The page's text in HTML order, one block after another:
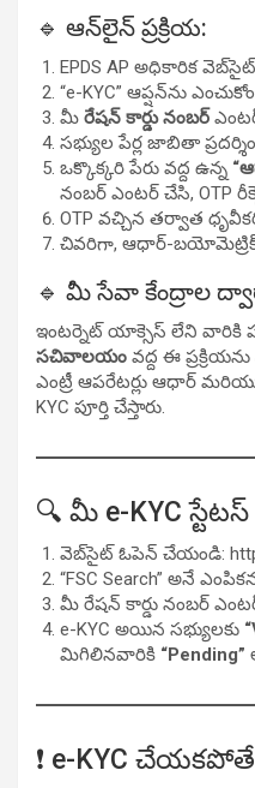
🔹 ఆన్‌లైన్ ప్రక్రియ:
EPDS AP అధికారిక వెబ్‌సైట్
“e-KYC” ఆప్షన్‌ను
మీ రేషన్ కార్డు నంబర్
సభ్యుల పేర్ల జాబితా
ఒక్కొక్కరి పేరు వద్ద ఉన్న
నంబర్ ఎంటర్ చేసి, OTP
OTP వచ్చిన తర్వాత
చివరిగా, ఆధార్-బయోమెట్రిక్
🔹 మీ సేవా కేంద్రాల
ఇంటర్నెట్ యాక్సెస్ లేని వారికి
సచివాలయం వద్ద ఈ
ఎంట్రీ ఆపరేటర్లు ఆధార్
KYC పూర్తి చేస్తారు.
🔍 మీ e-KYC
వెబ్‌సైట్ ఓపెన్ చేయండి:
“FSC Search” అనే
మీ రేషన్ కార్డు నంబర్
e-KYC అయిన సభ్యులకు
మిగిలినవారికి “Pending”
❗ e-KYC